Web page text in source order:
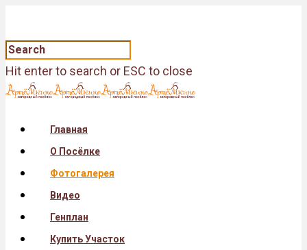
Hit enter to search or ESC to close
Главная
О Посёлке
Фотогалерея
Видео
Генплан
Купить Участок